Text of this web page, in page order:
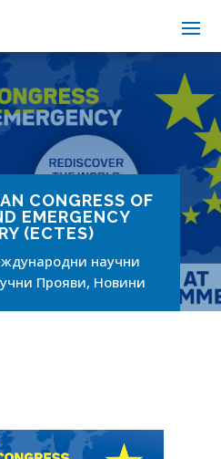
CONGRESS OF
EMERGENCY
(ECTES)
научни
Прояви, Новини